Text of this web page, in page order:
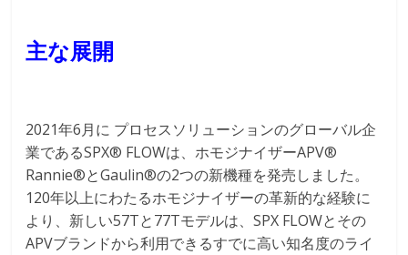
主な展開
2021年6月に プロセスソリューションのグローバル企
業であるSPX® FLOWは、ホモジナイザーAPV®
Rannie®とGaulin®の2つの新機種を発売しました。
120年以上にわたるホモジナイザーの革新的な経験に
より、新しい57Tと77Tモデルは、SPX FLOWとその
APVブランドから利用できるすでに高い知名度のライ